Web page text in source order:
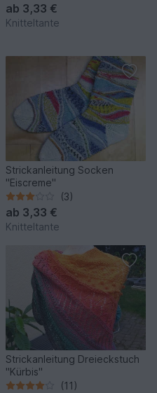
ab 3,33 €
Knitteltante
Strickanleitung Socken
"Eiscreme"
(3)
ab 3,33 €
Knitteltante
Strickanleitung Dreieckstuch
"Kürbis"
(11)